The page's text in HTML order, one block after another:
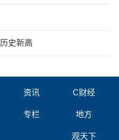
史新高
资讯 C财经
专栏 地方
观天下